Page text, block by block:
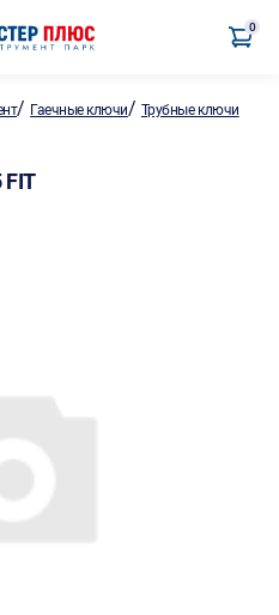
0
/ Гаечные ключи/ Трубные ключи